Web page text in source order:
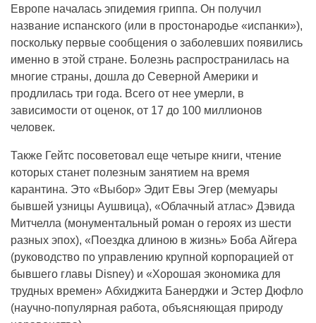
Европе началась эпидемия гриппа. Он получил
название испанского (или в простонародье «испанки»),
поскольку первые сообщения о заболевших появились
именно в этой стране. Болезнь распространилась на
многие страны, дошла до Северной Америки и
продлилась три года. Всего от нее умерли, в
зависимости от оценок, от 17 до 100 миллионов
человек.
Также Гейтс посоветовал еще четыре книги, чтение
которых станет полезным занятием на время
карантина. Это «Выбор» Эдит Евы Эгер (мемуары
бывшей узницы Аушвица), «Облачный атлас» Дэвида
Митчелла (монументальный роман о героях из шести
разных эпох), «Поездка длиною в жизнь» Боба Айгера
(руководство по управлению крупной корпорацией от
бывшего главы Disney) и «Хорошая экономика для
трудных времен» Абхиджита Банерджи и Эстер Дюфло
(научно-популярная работа, объясняющая природу